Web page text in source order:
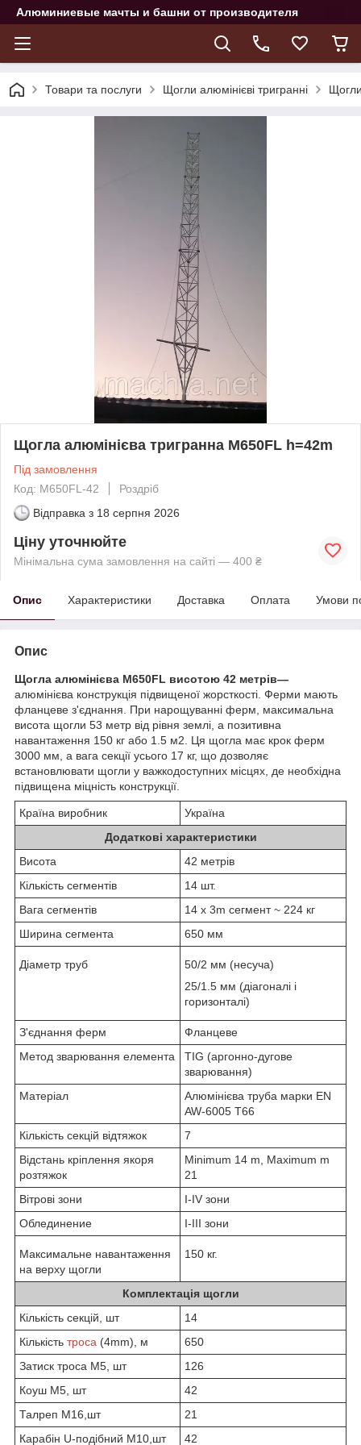
Алюминиевые мачты и башни от производителя
Товари та послуги Щогли алюмінієві тригранні
Щогла алюмінієва тригранна M650FL h=42m
Під замовлення
Код: M650FL-42
Роздріб
Відправка з 18 серпня 2026
Ціну уточнюйте
Мінімальна сума замовлення на сайті — 400 ₴
Опис Характеристики Доставка Оплата Умови
Опис
Щогла алюмінієва M650FL висотою 42 метрів―
алюмінієва конструкція підвищеної жорсткості. Ферми мають
фланцеве з'єднання. При нарощуванні ферм, максимальна
висота щогли 53 метр від рівня землі, а позитивна
навантаження 150 кг або 1.5 м2. Ця щогла має крок ферм
3000 мм, а вага секції усього 17 кг, що дозволяє
встановлювати щогли у важкодоступних місцях, де необхідна
підвищена міцність конструкції.
Країна виробник
Україна
Додаткові характеристики
Висота
42 метрів
Кількість сегментів
14 шт.
Вага сегментів
14 х 3m сегмент ~ 224 кг
Ширина сегмента
650 мм
Діаметр труб
50/2 мм (несуча)
25/1.5 мм (діагоналі і
горизонталі)
З'єднання ферм
Фланцеве
Метод зварювання елемента
TIG (аргонно-дугове
зварювання)
Матеріал
Алюмінієва труба марки EN
AW-6005 T66
Кількість секцій відтяжок
7
Відстань кріплення якоря
розтяжок
Minimum 14 m, Maximum m
21
Вітрові зони
I-IV зони
Облединение
I-III зони
Максимальне навантаження
на верху щогли
150 кг.
Комплектація щогли
Кількість секцій, шт
14
Кількість троса (4mm), м
650
Затиск троса М5, шт
126
Коуш М5, шт
42
Талреп М16,шт
21
Карабін U-подібний М10,шт
42